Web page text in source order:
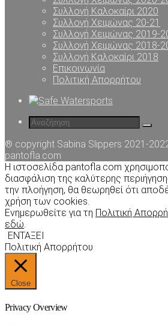
Συλλογή Καλοκαίρι 2020
Συλλογή Χειμώνας 20-21
Συλλογή Χειμώνας 2019-
Συλλογή Χειμώνας 2018-
Συλλογή Καλοκαίρι 2018
Επικοινωνία
Πολιτική Απορρήτου
® copyright Sabina Slippers 2021-
pantofla.com
Η ιστοσελίδα pantofla.com
διασφάλιση της καλύτερης
την πλοήγηση, θα θεωρηθεί ότι
χρήση των cookies.
Ενημερωθείτε για τη Πολιτική
εδώ
ΕΝΤΑΞΕΙ
Πολιτική Απορρήτου
Close
Privacy Overview